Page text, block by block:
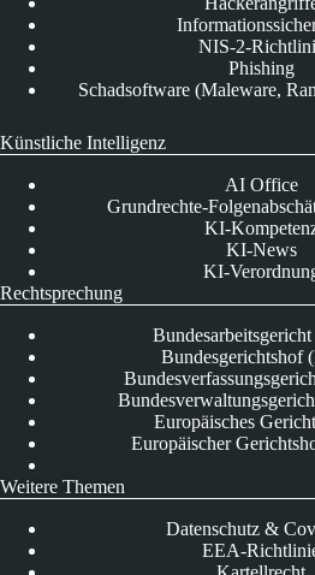
NIS-2-
Phishing
Schadsoftware (Maleware,
Künstliche Intelligenz
AI Office
Grundrechte-
KI-
KI-News
KI-
Rechtsprechung
Bundesgerichtshof
Europäisches
Europäischer
Weitere Themen
Datenschutz &
EEA-